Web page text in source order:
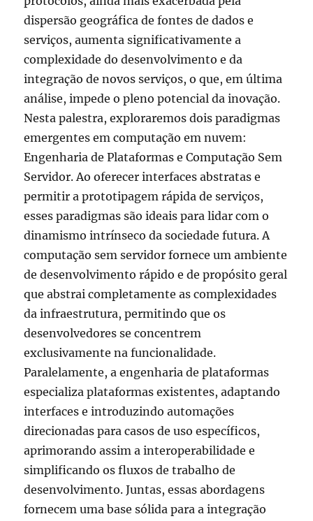
dispersão geográfica de fontes de dados e
serviços, aumenta significativamente a
complexidade do desenvolvimento e da
integração de novos serviços, o que, em última
análise, impede o pleno potencial da inovação.
Nesta palestra, exploraremos dois paradigmas
emergentes em computação em nuvem:
Engenharia de Plataformas e Computação Sem
Servidor. Ao oferecer interfaces abstratas e
permitir a prototipagem rápida de serviços,
esses paradigmas são ideais para lidar com o
dinamismo intrínseco da sociedade futura. A
computação sem servidor fornece um ambiente
de desenvolvimento rápido e de propósito geral
que abstrai completamente as complexidades
da infraestrutura, permitindo que os
desenvolvedores se concentrem
exclusivamente na funcionalidade.
Paralelamente, a engenharia de plataformas
especializa plataformas existentes, adaptando
interfaces e introduzindo automações
direcionadas para casos de uso específicos,
aprimorando assim a interoperabilidade e
simplificando os fluxos de trabalho de
desenvolvimento. Juntas, essas abordagens
fornecem uma base sólida para a integração